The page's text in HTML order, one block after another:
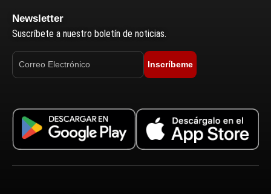
Newsletter
Suscríbete a nuestro boletín de noticias.
Inscríbeme